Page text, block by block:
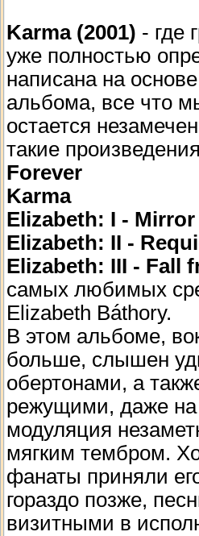
Karma (2001) - где
уже полностью
написана на
альбома, все что
остается
такие
Forever
Karma
Elizabeth: I -
Elizabeth: II -
Elizabeth: III - Fall
самых любимых
Elizabeth Báthory.
В этом альбоме,
больше, слышен
обертонами, а
режущими, даже на
модуляция
мягким тембром.
фанаты приняли
гораздо позже,
визитными в